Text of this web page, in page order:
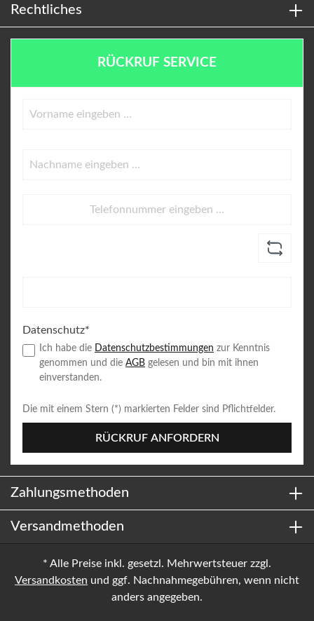
Rechtliches
RÜCKRUF SERVICE
Datenschutz*
Ich habe die Datenschutzbestimmungen zur Kenntnis
genommen und die AGB gelesen und bin mit ihnen
einverstanden.
Die mit einem Stern (*) markierten Felder sind Pflichtfelder.
RÜCKRUF ANFORDERN
Zahlungsmethoden
Versandmethoden
* Alle Preise inkl. gesetzl. Mehrwertsteuer zzgl.
Versandkosten und ggf. Nachnahmegebühren, wenn nicht
anders angegeben.